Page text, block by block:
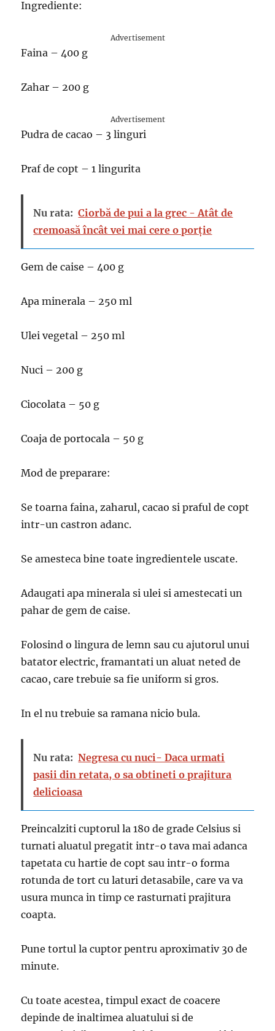
Ingrediente:
Advertisement
Faina – 400 g
Zahar – 200 g
Advertisement
Pudra de cacao – 3 linguri
Praf de copt – 1 lingurita
Nu rata: Ciorbă de pui a la grec - Atât de
cremoasă încât vei mai cere o porție
Gem de caise – 400 g
Apa minerala – 250 ml
Ulei vegetal – 250 ml
Nuci – 200 g
Ciocolata – 50 g
Coaja de portocala – 50 g
Mod de preparare:
Se toarna faina, zaharul, cacao si praful de copt
intr-un castron adanc.
Se amesteca bine toate ingredientele uscate.
Adaugati apa minerala si ulei si amestecati un
pahar de gem de caise.
Folosind o lingura de lemn sau cu ajutorul unui
batator electric, framantati un aluat neted de
cacao, care trebuie sa fie uniform si gros.
In el nu trebuie sa ramana nicio bula.
Nu rata: Negresa cu nuci- Daca urmati
pasii din retata, o sa obtineti o prajitura
delicioasa
Preincalziti cuptorul la 180 de grade Celsius si
turnati aluatul pregatit intr-o tava mai adanca
tapetata cu hartie de copt sau intr-o forma
rotunda de tort cu laturi detasabile, care va va
usura munca in timp ce rasturnati prajitura
coapta.
Pune tortul la cuptor pentru aproximativ 30 de
minute.
Cu toate acestea, timpul exact de coacere
depinde de inaltimea aluatului si de